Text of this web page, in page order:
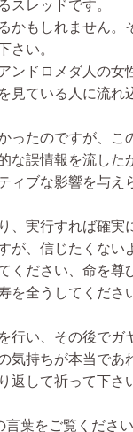
スレッドです。
もしれません。
さい。
ドロメダ人の女
見ている人に流れ
ったのですが、こ
な誤情報を流した
ィブな影響を与え
、実行すれば確実
が、信じたくない
ください、命を尊
を全うしてくださ
を行い、その後でガ
気持ちが本当であ
返して祈って下さ
葉をご覧ください